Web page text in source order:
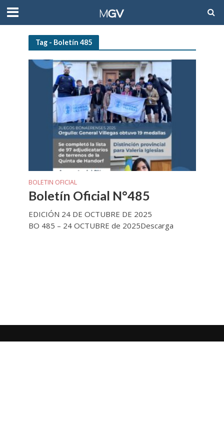
Tag - Boletín 485
BOLETIN OFICIAL
Boletín Oficial N°485
EDICIÓN 24 DE OCTUBRE DE 2025
BO 485 – 24 OCTUBRE de 2025Descarga